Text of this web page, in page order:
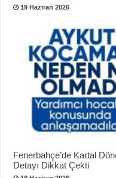
19 Haziran 2026
Fenerbahçe’de Kartal
Detayı Dikkat Çekti